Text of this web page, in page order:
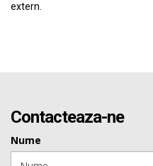
extern.
Contacteaza-ne
Nume